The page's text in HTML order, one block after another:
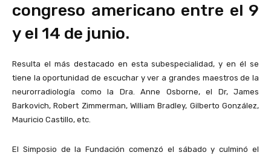
congreso americano entre el 9
y el 14 de junio.
Resulta el más destacado en esta subespecialidad, y en él se
tiene la oportunidad de escuchar y ver a grandes maestros de la
neurorradiología como la Dra. Anne Osborne, el Dr, James
Barkovich, Robert Zimmerman, William Bradley, Gilberto González,
Mauricio Castillo, etc.
El Simposio de la Fundación comenzó el sábado y culminó el